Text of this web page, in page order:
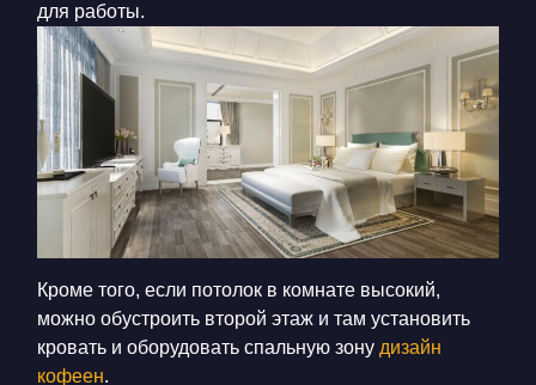
для работы.
Кроме того, если потолок в комнате высокий,
можно обустроить второй этаж и там установить
кровать и оборудовать спальную зону дизайн
кофеен.